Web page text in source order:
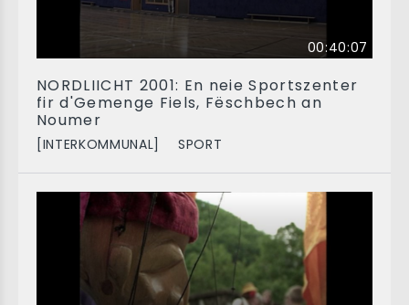
00:40:07
NORDLIICHT 2001: En neie Sportszenter
fir d'Gemenge Fiels, Fëschbech an
Noumer
[INTERKOMMUNAL] SPORT